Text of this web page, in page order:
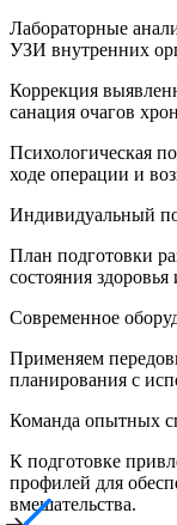
Лабораторные
УЗИ внутренних
Коррекция
санация очагов
Психологическая
ходе операции и
Индивидуальный
План подготовки
состояния
Современное
Применяем
планирования с
Команда опытных
К подготовке
профилей для
вмешательства.